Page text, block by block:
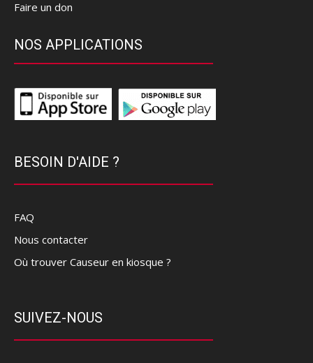
Faire un don
NOS APPLICATIONS
BESOIN D'AIDE ?
FAQ
Nous contacter
Où trouver Causeur en kiosque ?
SUIVEZ-NOUS